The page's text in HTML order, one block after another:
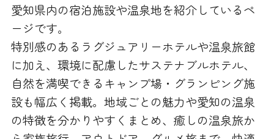
愛知県内の宿泊施設や温泉地を紹介しているペ
ージです。
特別感のあるラグジュアリーホテルや温泉旅館
に加え、環境に配慮したサステナブルホテル、
自然を満喫できるキャンプ場・グランピング施
設も幅広く掲載。地域ごとの魅力や愛知の温泉
の特徴を分かりやすくまとめ、癒しの温泉旅か